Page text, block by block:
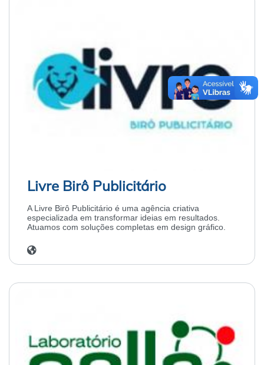
Livre Birô Publicitário
A Livre Birô Publicitário é uma agência criativa
especializada em transformar ideias em resultados.
Atuamos com soluções completas em design gráfico.